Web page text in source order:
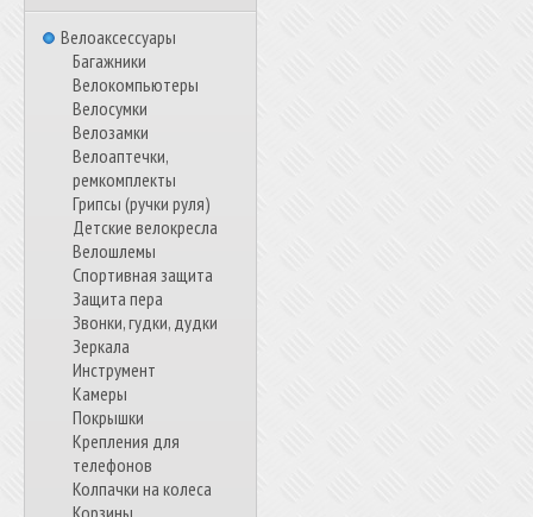
Велоаксессуары
Багажники
Велокомпьютеры
Велосумки
Велозамки
Велоаптечки,
ремкомплекты
Грипсы (ручки руля)
Детские велокресла
Велошлемы
Спортивная защита
Защита пера
Звонки, гудки, дудки
Зеркала
Инструмент
Камеры
Покрышки
Крепления для
телефонов
Колпачки на колеса
Корзины